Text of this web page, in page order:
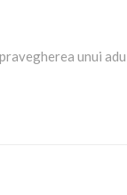
unui